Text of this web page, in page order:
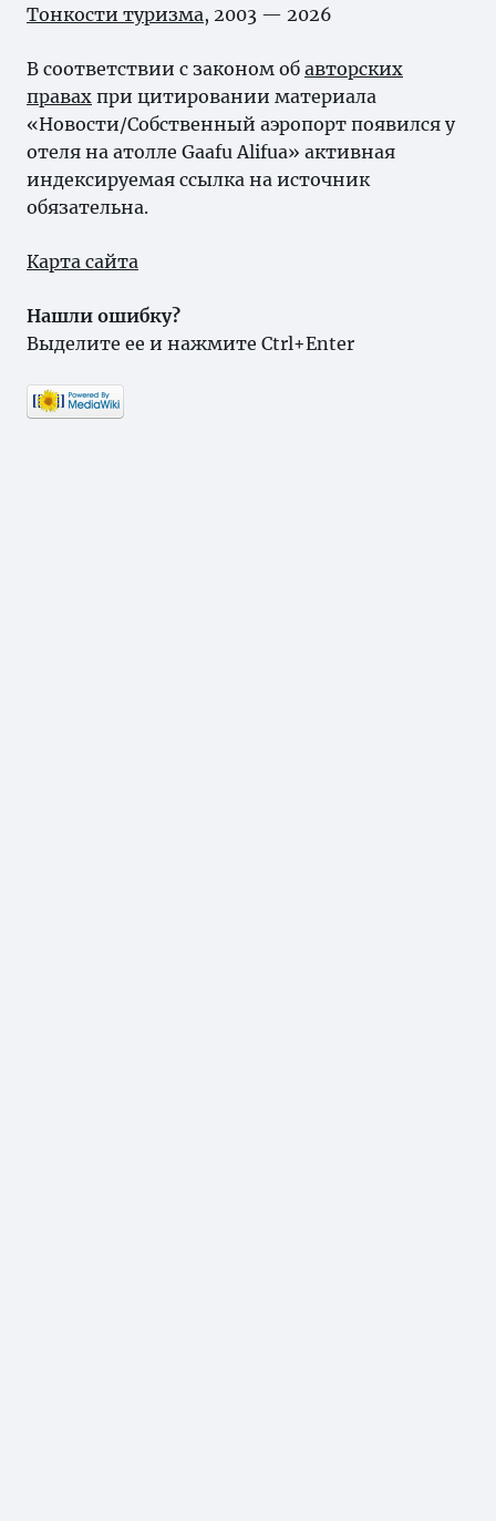
Тонкости туризма, 2003 — 2026
В соответствии с законом об авторских
правах при цитировании материала
«Новости/Собственный аэропорт появился у
отеля на атолле Gaafu Alifua» активная
индексируемая ссылка на источник
обязательна.
Карта сайта
Нашли ошибку?
Выделите ее и нажмите Ctrl+Enter